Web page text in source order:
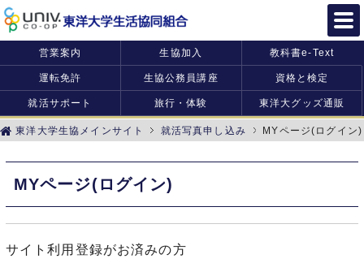
営業案内 生協加入 教科書e-Text
運転免許 生協公務員講座 資格と検定
就活サポート 旅行・体験 東洋大グッズ通販
東洋大学生協メインサイト 就活写真申し込み MYページ(ログイン)
MYページ(ログイン)
サイト利用登録がお済みの方